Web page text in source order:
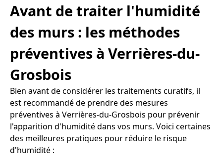
Avant de traiter l'humidité
des murs : les méthodes
préventives à Verrières-du-
Grosbois
Bien avant de considérer les traitements curatifs, il
est recommandé de prendre des mesures
préventives à Verrières-du-Grosbois pour prévenir
l'apparition d'humidité dans vos murs. Voici certaines
des meilleures pratiques pour réduire le risque
d'humidité :